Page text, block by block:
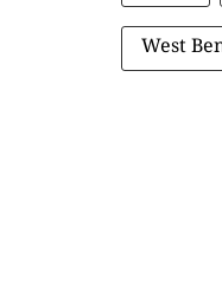
West